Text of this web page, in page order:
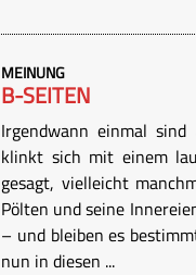
MEINUNG
B-SEITEN
Irgendwann einmal
klinkt sich mit einem
gesagt, vielleicht
Pölten und seine
– und bleiben es
nun in diesen ...